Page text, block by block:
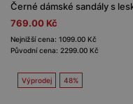
769.00 Kč
Nejnižší cena: 1099.00 Kč
Původní cena: 2299.00 Kč
Výprodej 48%